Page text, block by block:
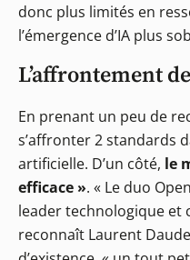
donc plus limités en
l’émergence d’IA plus
L’affrontement
En prenant un peu de
s’affronter 2 standards
artificielle. D’un côté, le
efficace ». « Le duo
leader technologique et
reconnaît Laurent